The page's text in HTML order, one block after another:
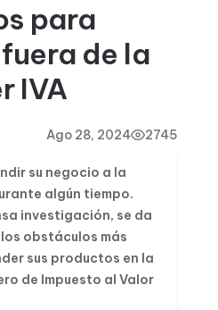
para
de la
IVA
Ago 28, 2024 2745
su negocio a la
algún tiempo.
investigación, se da
obstáculos más
sus productos en la
de Impuesto al Valor